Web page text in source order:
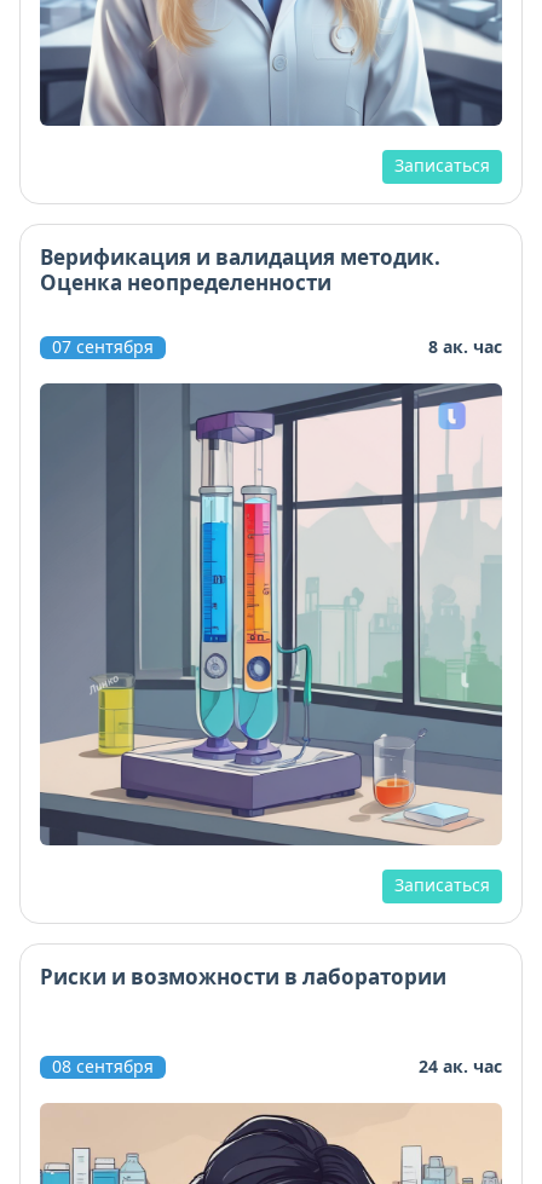
Записаться
Верификация и валидация методик.
Оценка неопределенности
07 сентября 8 ак. час
Записаться
Риски и возможности в лаборатории
08 сентября 24 ак. час